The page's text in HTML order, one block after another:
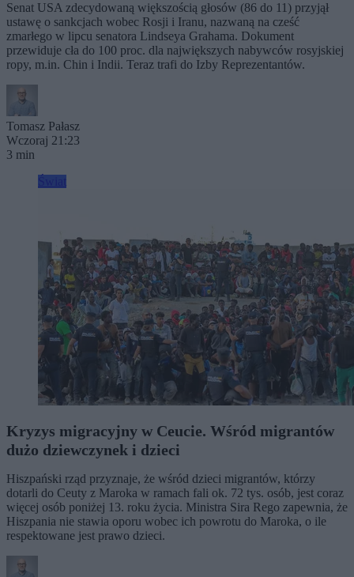
Senat USA zdecydowaną większością głosów (86 do 11) przyjął
ustawę o sankcjach wobec Rosji i Iranu, nazwaną na cześć
zmarłego w lipcu senatora Lindseya Grahama. Dokument
przewiduje cła do 100 proc. dla największych nabywców rosyjskiej
ropy, m.in. Chin i Indii. Teraz trafi do Izby Reprezentantów.
Tomasz Pałasz
Wczoraj 21:23
3 min
Kryzys migracyjny w Ceucie. Wśród migrantów
dużo dziewczynek i dzieci
Hiszpański rząd przyznaje, że wśród dzieci migrantów, którzy
dotarli do Ceuty z Maroka w ramach fali ok. 72 tys. osób, jest coraz
więcej osób poniżej 13. roku życia. Ministra Sira Rego zapewnia, że
Hiszpania nie stawia oporu wobec ich powrotu do Maroka, o ile
respektowane jest prawo dzieci.